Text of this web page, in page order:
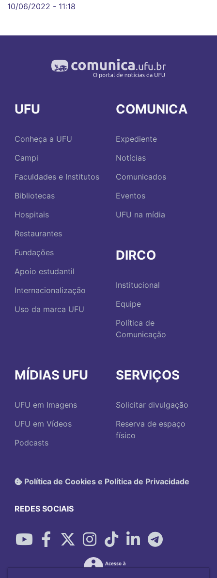
10/06/2022 - 11:18
UFU
Conheça a UFU
Campi
Faculdades e Institutos
Bibliotecas
Hospitais
Restaurantes
Fundações
Apoio estudantil
Internacionalização
Uso da marca UFU
COMUNICA
Expediente
Notícias
Comunicados
Eventos
UFU na mídia
DIRCO
Institucional
Equipe
Política de
Comunicação
MÍDIAS UFU
UFU em Imagens
UFU em Vídeos
Podcasts
SERVIÇOS
Solicitar divulgação
Reserva de espaço
físico
Política de Cookies e Política de Privacidade
REDES SOCIAIS